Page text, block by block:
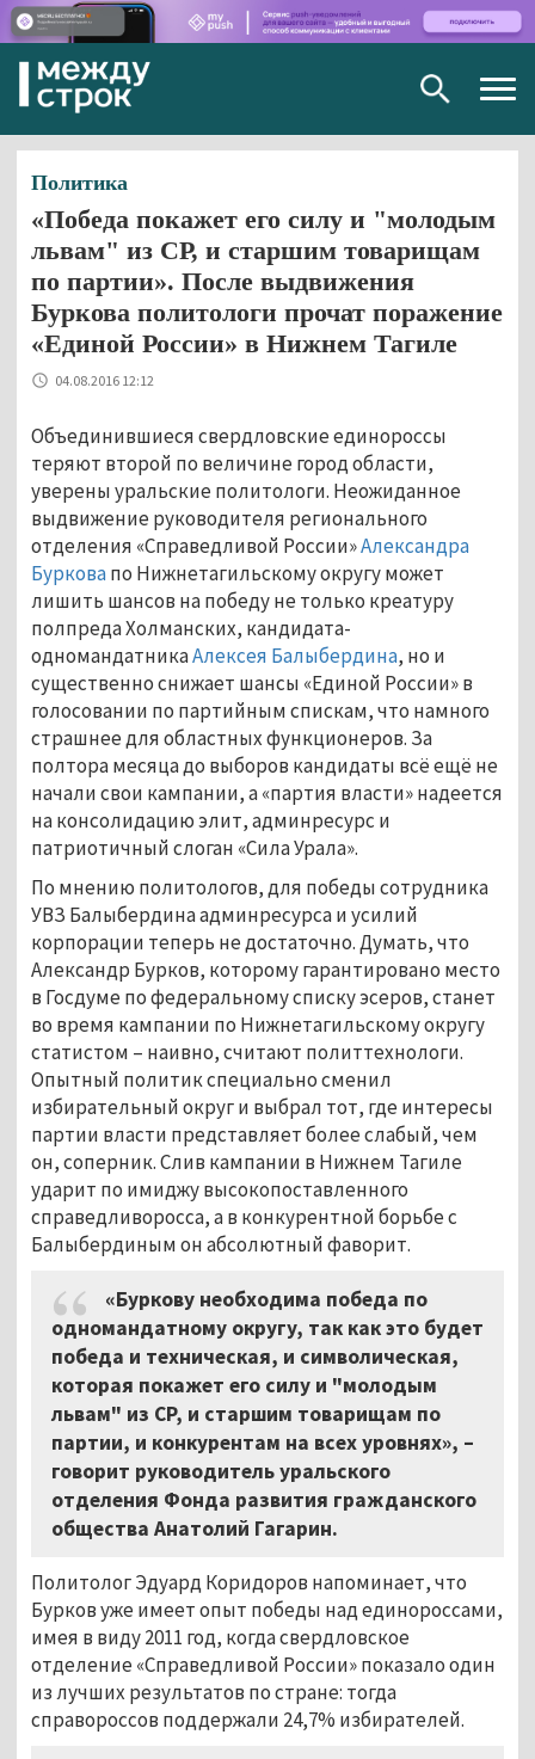
Политика
«Победа покажет его силу и "молодым
львам" из СР, и старшим товарищам
по партии». После выдвижения
Буркова политологи прочат поражение
«Единой России» в Нижнем Тагиле
04.08.2016 12:12
Объединившиеся свердловские единороссы
теряют второй по величине город области,
уверены уральские политологи. Неожиданное
выдвижение руководителя регионального
отделения «Справедливой России»Александра
Бурковапо Нижнетагильскому округу может
лишить шансов на победу не только креатуру
полпреда Холманских, кандидата-
одномандатникаАлексея Балыбердина, но и
существенно снижает шансы «Единой России» в
голосовании по партийным спискам, что намного
страшнее для областных функционеров. За
полтора месяца до выборов кандидаты всё ещё не
начали свои кампании, а «партия власти» надеется
на консолидацию элит, админресурс и
патриотичный слоган «Сила Урала».
По мнению политологов, для победы сотрудника
УВЗ Балыбердина админресурса и усилий
корпорации теперь не достаточно. Думать, что
Александр Бурков, которому гарантировано место
в Госдуме по федеральному списку эсеров, станет
во время кампании по Нижнетагильскому округу
статистом – наивно, считают политтехнологи.
Опытный политик специально сменил
избирательный округ и выбрал тот, где интересы
партии власти представляет более слабый, чем
он, соперник. Слив кампании в Нижнем Тагиле
ударит по имиджу высокопоставленного
справедливоросса, а в конкурентной борьбе с
Балыбердиным он абсолютный фаворит.
«Буркову необходима победа по
одномандатному округу, так как это будет
победа и техническая, и символическая,
которая покажет его силу и "молодым
львам" из СР, и старшим товарищам по
партии, и конкурентам на всех уровнях», –
говорит руководитель уральского
отделения Фонда развития гражданского
общества Анатолий Гагарин.
Политолог Эдуард Коридоров напоминает, что
Бурков уже имеет опыт победы над единороссами,
имея в виду 2011 год, когда свердловское
отделение «Справедливой России» показало один
из лучших результатов по стране: тогда
справороссов поддержали 24,7% избирателей.